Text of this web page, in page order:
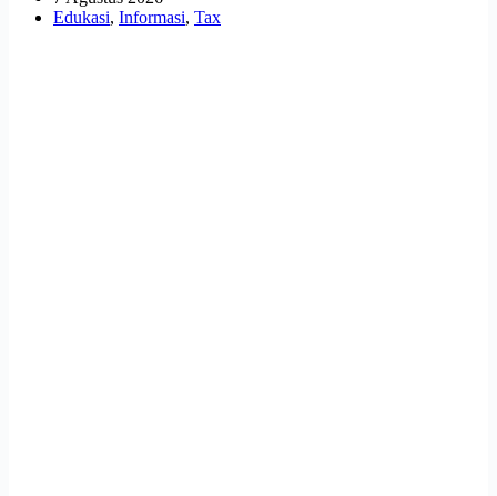
Edukasi, Informasi, Tax